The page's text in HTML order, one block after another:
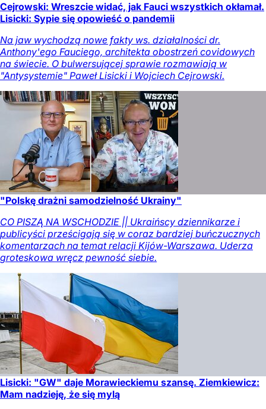
Cejrowski: Wreszcie widać, jak Fauci wszystkich okłamał.
Lisicki: Sypie się opowieść o pandemii
Na jaw wychodzą nowe fakty ws. działalności dr.
Anthony'ego Fauciego, architekta obostrzeń covidowych
na świecie. O bulwersującej sprawie rozmawiają w
"Antysystemie" Paweł Lisicki i Wojciech Cejrowski.
"Polskę drażni samodzielność Ukrainy"
CO PISZĄ NA WSCHODZIE || Ukraińscy dziennikarze i
publicyści prześcigają się w coraz bardziej buńczucznych
komentarzach na temat relacji Kijów-Warszawa. Uderza
groteskowa wręcz pewność siebie.
Lisicki: "GW" daje Morawieckiemu szansę. Ziemkiewicz:
Mam nadzieję, że się mylą